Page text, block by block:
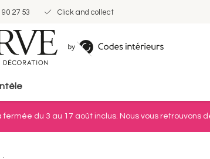
27 53 Click and collect
du 3 au 17 août inclus. Nous vous retrouvons